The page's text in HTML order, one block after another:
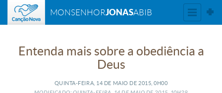
MONSENHORJONASABIB
Entenda mais sobre a obediência a
Deus
QUINTA-FEIRA, 14 DE MAIO DE 2015, 0H00